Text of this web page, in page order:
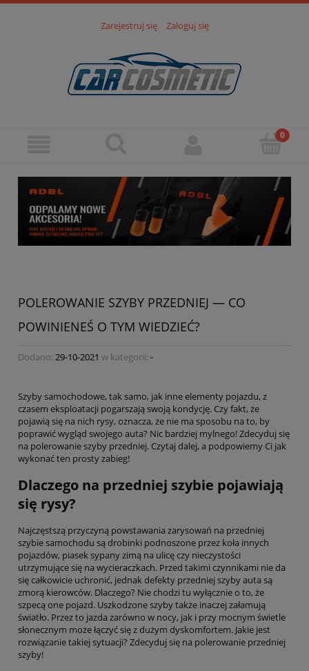
Zarejestruj się Zaloguj się
POLEROWANIE SZYBY PRZEDNIEJ — CO
POWINIENEŚ O TYM WIEDZIEĆ?
Dodano: 29-10-2021 w kategorii: -
Szyby samochodowe, tak samo, jak inne elementy pojazdu, z
czasem eksploatacji pogarszają swoją kondycję. Czy fakt, że
pojawią się na nich rysy, oznacza, że nie ma sposobu na to, by
poprawić wygląd swojego auta? Nic bardziej mylnego! Zdecyduj się
na polerowanie szyby przedniej. Czytaj dalej, a podpowiemy Ci jak
wykonać ten prosty zabieg!
Dlaczego na przedniej szybie pojawiają
się rysy?
Najczęstszą przyczyną powstawania zarysowań na przedniej
szybie samochodu są drobinki podnoszone przez koła innych
pojazdów, piasek sypany zimą na ulicę czy nieczystości
utrzymujące się na wycieraczkach. Przed takimi czynnikami nie da
się całkowicie uchronić, jednak defekty przedniej szyby auta są
zmorą kierowców. Dlaczego? Nie chodzi tu wyłącznie o to, że
szpecą one pojazd. Uszkodzone szyby także inaczej załamują
światło. Przez to jazda zarówno w nocy, jak i przy mocnym świetle
słonecznym może łączyć się z dużym dyskomfortem. Jakie jest
rozwiązanie takiej sytuacji? Zdecyduj się na polerowanie przedniej
szyby!